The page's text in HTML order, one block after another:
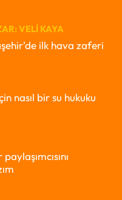
VELI KAYA
ilk hava zaferi
nasıl bir su hukuku